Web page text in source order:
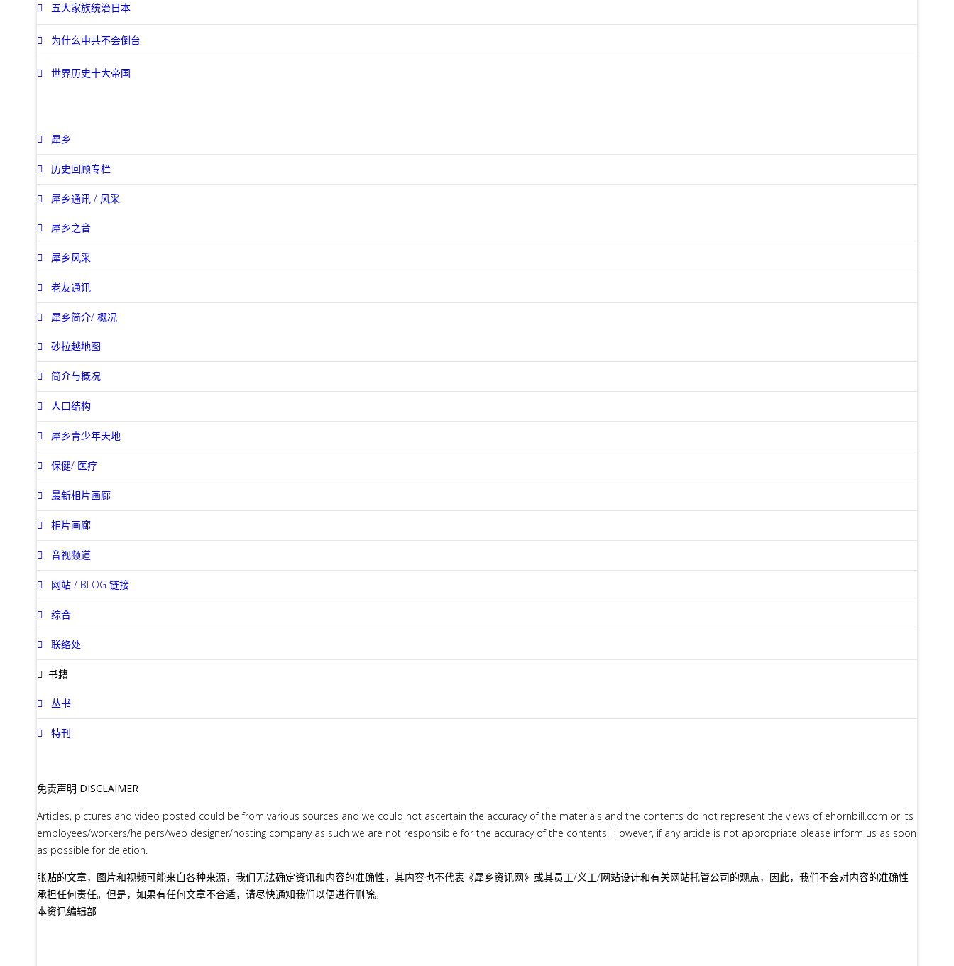
五大家族统治日本
为什么中共不会倒台
世界历史十大帝国
犀乡
历史回顾专栏
犀乡通讯 / 风采
犀乡之音
犀乡风采
老友通讯
犀乡简介/ 概况
砂拉越地图
简介与概况
人口结构
犀乡青少年天地
保健/ 医疗
最新相片画廊
相片画廊
音视频道
网站 / BLOG 链接
综合
联络处
书籍
丛书
特刊
免责声明 DISCLAIMER
Articles, pictures and video posted could be from various sources and we could not ascertain the accuracy of the materials and the contents do not represent the views of ehornbill.com or its
employees/workers/helpers/web designer/hosting company as such we are not responsible for the accuracy of the contents. However, if any article is not appropriate please inform us as soon
as possible for deletion.
张贴的文章，图片和视频可能来自各种来源，我们无法确定资讯和内容的准确性，其内容也不代表《犀乡资讯网》或其员工/义工/网站设计和有关网站托管公司的观点，因此，我们不会对内容的准确性
承担任何责任。但是，如果有任何文章不合适，请尽快通知我们以便进行删除。
本资讯编辑部